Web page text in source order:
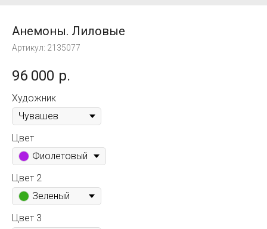
Анемоны. Лиловые
Артикул: 2135077
96 000 р.
Художник
Цвет
Фиолетовый
Цвет 2
Зеленый
Цвет 3